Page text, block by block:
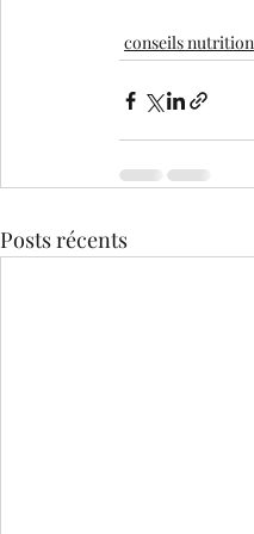
conseils nutrition
Posts récents